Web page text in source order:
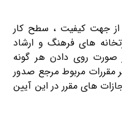
از جهت كیفیت ، سطح كار
های فرهنگ و ارشاد
صورت روی دادن هر گونه
مقررات مربوط مرجع صدور
های مقرر در این آیین